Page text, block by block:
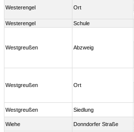
Westerengel Ort
Westerengel
Schule
Westgreußen Abzweig
Westgreußen Ort
Westgreußen Siedlung
Wiehe Donndorfer Straße